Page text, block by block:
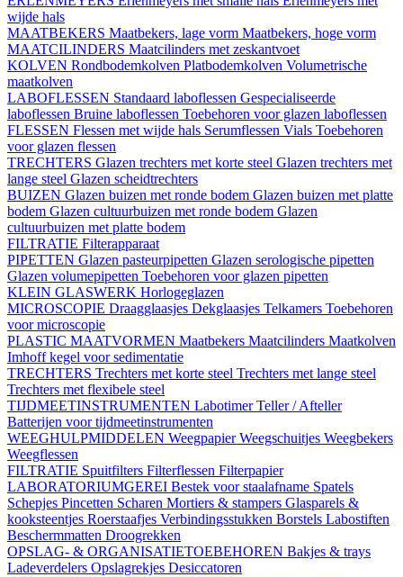
wijde hals
MAATBEKERS Maatbekers, lage vorm Maatbekers, hoge vorm
MAATCILINDERS Maatcilinders met zeskantvoet
KOLVEN Rondbodemkolven Platbodemkolven Volumetrische
maatkolven
LABOFLESSEN Standaard laboflessen Gespecialiseerde
laboflessen Bruine laboflessen Toebehoren voor glazen laboflessen
FLESSEN Flessen met wijde hals Serumflessen Vials Toebehoren
voor glazen flessen
TRECHTERS Glazen trechters met korte steel Glazen trechters met
lange steel Glazen scheidtrechters
BUIZEN Glazen buizen met ronde bodem Glazen buizen met platte
bodem Glazen cultuurbuizen met ronde bodem Glazen
cultuurbuizen met platte bodem
FILTRATIE Filterapparaat
PIPETTEN Glazen pasteurpipetten Glazen serologische pipetten
Glazen volumepipetten Toebehoren voor glazen pipetten
KLEIN GLASWERK Horlogeglazen
MICROSCOPIE Draagglaasjes Dekglaasjes Telkamers Toebehoren
voor microscopie
PLASTIC MAATVORMEN Maatbekers Maatcilinders Maatkolven
Imhoff kegel voor sedimentatie
TRECHTERS Trechters met korte steel Trechters met lange steel
Trechters met flexibele steel
TIJDMEETINSTRUMENTEN LabotimerTeller / Afteller
Batterijen voor tijdmeetinstrumenten
WEEGHULPMIDDELEN WeegpapierWeegschuitjes Weegbekers
Weegflessen
FILTRATIE Spuitfilters Filterflessen Filterpapier
LABORATORIUMGEREI Bestek voor staalafname Spatels
Schepjes Pincetten Scharen Mortiers & stampers Glasparels &
kooksteentjes Roerstaafjes Verbindingsstukken Borstels Labostiften
Beschermmatten Droogrekken
OPSLAG- & ORGANISATIETOEBEHOREN Bakjes & trays
Ladeverdelers Opslagrekjes Desiccatoren